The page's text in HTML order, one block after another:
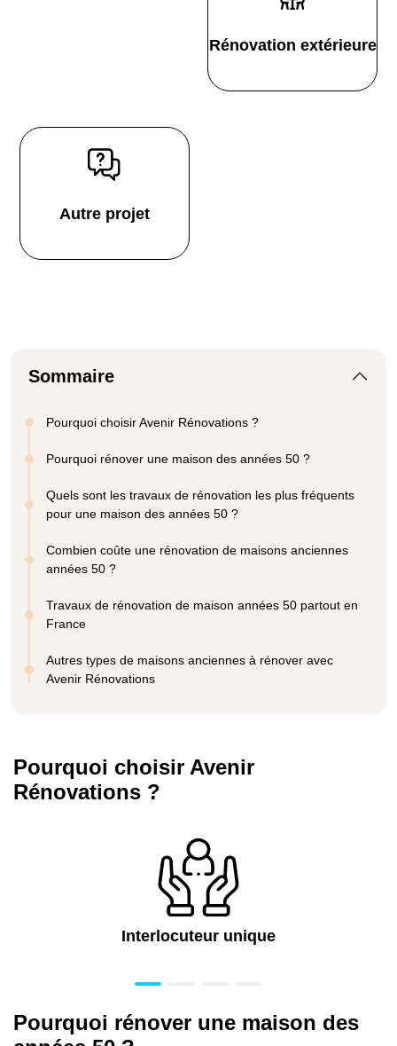
Rénovation extérieure
Autre projet
Sommaire
Pourquoi choisir Avenir Rénovations ?
Pourquoi rénover une maison des années 50 ?
Quels sont les travaux de rénovation les plus fréquents
pour une maison des années 50 ?
Combien coûte une rénovation de maisons anciennes
années 50 ?
Travaux de rénovation de maison années 50 partout en
France
Autres types de maisons anciennes à rénover avec
Avenir Rénovations
Pourquoi choisir Avenir
Rénovations ?
Interlocuteur unique
Pourquoi rénover une maison des